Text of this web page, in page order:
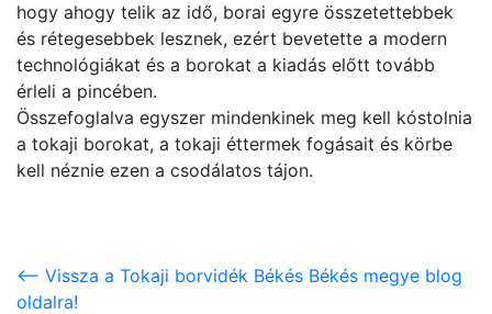
hogy ahogy telik az idő, borai egyre összetettebbek
és rétegesebbek lesznek, ezért bevetette a modern
technológiákat és a borokat a kiadás előtt tovább
érleli a pincében.
Összefoglalva egyszer mindenkinek meg kell kóstolnia
a tokaji borokat, a tokaji éttermek fogásait és körbe
kell néznie ezen a csodálatos tájon.
<-- Vissza a Tokaji borvidék Békés Békés megye blog
oldalra!